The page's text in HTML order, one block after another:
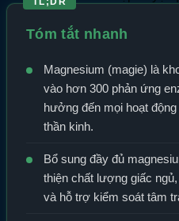
Tóm tắt nhanh
Magnesium (magie) là
vào hơn 300 phản ứng
hưởng đến mọi hoạt
thần kinh.
Bổ sung đầy đủ
thiện chất lượng giấc
và hỗ trợ kiểm soát tâm